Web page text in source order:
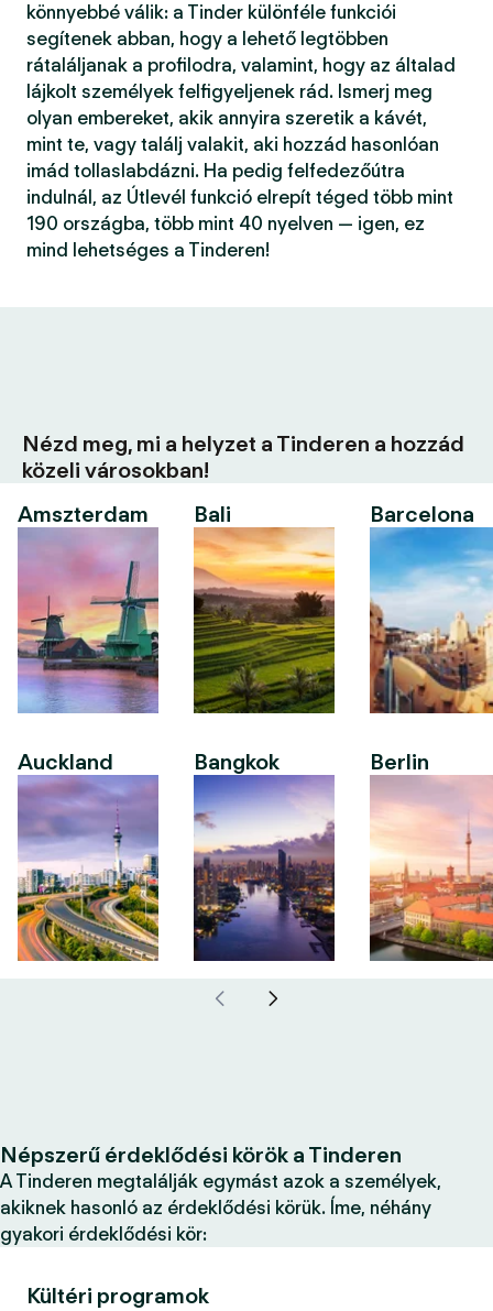
könnyebbé válik: a Tinder különféle funkciói
segítenek abban, hogy a lehető legtöbben
rátaláljanak a profilodra, valamint, hogy az általad
lájkolt személyek felfigyeljenek rád. Ismerj meg
olyan embereket, akik annyira szeretik a kávét,
mint te, vagy találj valakit, aki hozzád hasonlóan
imád tollaslabdázni. Ha pedig felfedezőútra
indulnál, az Útlevél funkció elrepít téged több mint
190 országba, több mint 40 nyelven — igen, ez
mind lehetséges a Tinderen!
Nézd meg, mi a helyzet a Tinderen a hozzád
közeli városokban!
Amszterdam
Auckland
Bali
Bangkok
Barcelona
Berlin
Népszerű érdeklődési körök a Tinderen
A Tinderen megtalálják egymást azok a személyek,
akiknek hasonló az érdeklődési körük. Íme, néhány
gyakori érdeklődési kör:
Kültéri programok